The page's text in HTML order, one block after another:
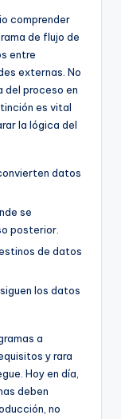
comprender
de flujo de
entre
externas. No
del proceso en
es vital
la lógica del
datos
se
posterior.
de datos
los datos
a
y rara
Hoy en día,
deben
no